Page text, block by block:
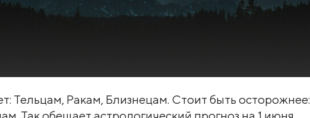
Тельцам, Ракам, Близнецам. Стоит быть осторожнее: